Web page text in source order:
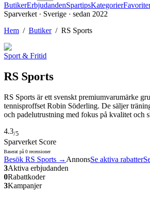
ButikerErbjudandenSpartipsKategorier
Sparverket · Sverige · sedan 2022
Hem / Butiker/ RS Sports
Sport & Fritid
RS Sports
RS Sports är ett svenskt premiumvarumärke
tennisproffset Robin Söderling. De säljer
och padelutrustning med fokus på kvalitet och
4.3/5
Sparverket Score
Baserat på 0 recensioner
Besök RS Sports → AnnonsSe aktiva rabatter
3Aktiva erbjudanden
0Rabattkoder
3Kampanjer